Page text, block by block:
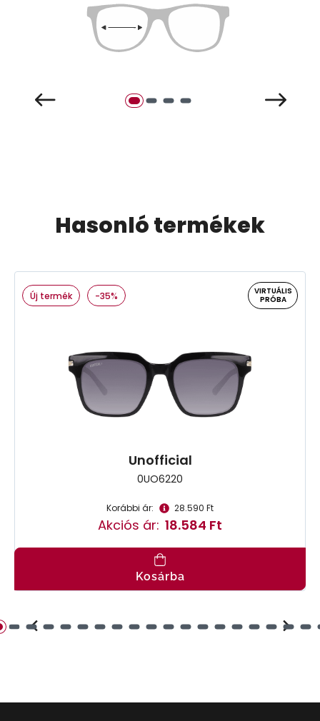
Hasonló termékek
Új termék -35%
VIRTUÁLIS
PRÓBA
Unofficial
0UO6220
Korábbi ár: 28.590 Ft
Akciós ár: 18.584 Ft
Kosárba